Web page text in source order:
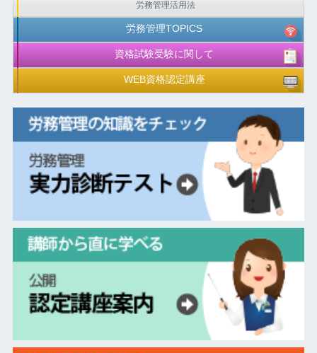
労務管理活用法
労務管理TOPICS
資格試験受験に関して
WEB資格認定講座